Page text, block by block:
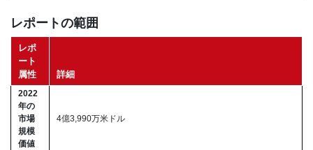
レポートの範囲
レポ
ート
属性
詳細
2022
年の
市場
規模
価値
4億3,990万米ドル